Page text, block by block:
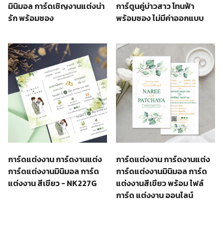
มินิมอล การ์ดเชิญงานแต่งน่า
รัก พร้อมซอง
การ์ตูนคู่บ่าวสาว โทนฟ้า
พร้อมซอง ไม่มีค่าออกแบบ
การ์ดแต่งงาน การ์ดงานแต่ง
การ์ดแต่งงานมินิมอล การ์ด
แต่งงาน สีเขียว - NK227G
การ์ดแต่งงาน การ์ดงานแต่ง
การ์ดแต่งงานมินิมอล การ์ด
แต่งงานสีเขียว พร้อม ไฟล์
การ์ด แต่งงาน ออนไลน์